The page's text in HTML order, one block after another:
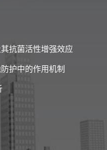
抗菌活性增强效应
护中的作用机制